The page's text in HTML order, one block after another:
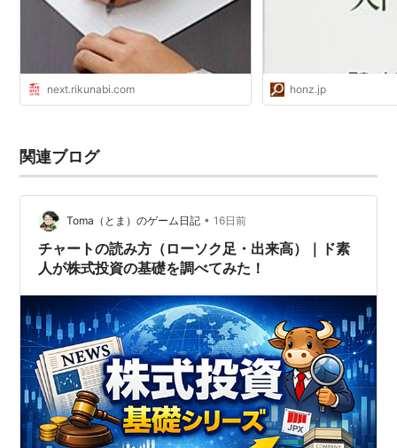
next.rikunabi.com honz.jp
関連ブログ
Toma（とま）のゲーム日記 • 16日前
チャートの読み方（ローソク足・出来高）｜ド素
人が株式投資の基礎を調べてみた！